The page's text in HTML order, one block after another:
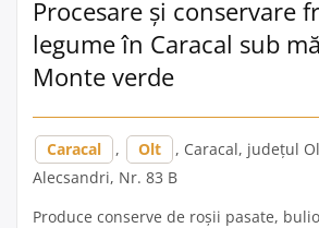
Procesare și conservare
legume în Caracal sub
Monte verde
Caracal , Olt
, Caracal, județul
Alecsandri, Nr. 83 B
Produce conserve de roșii pasate,